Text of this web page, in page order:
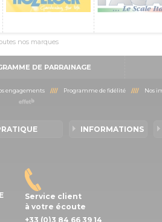
nos marques
DE PARRAINAGE
engagements//// Programme de fidélité//// Nos
INFORMATIONS
Service client
à votre écoute
+33 (0)3 84 66 39 14